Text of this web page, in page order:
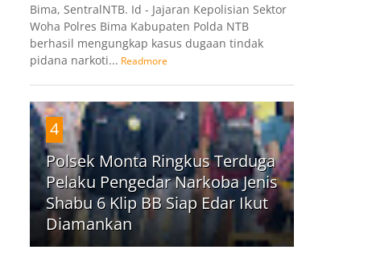
Bima, SentralNTB. Id - Jajaran Kepolisian Sektor
Woha Polres Bima Kabupaten Polda NTB
berhasil mengungkap kasus dugaan tindak
pidana narkoti... Readmore
4
Polsek Monta Ringkus Terduga
Pelaku Pengedar Narkoba Jenis
Shabu 6 Klip BB Siap Edar Ikut
Diamankan